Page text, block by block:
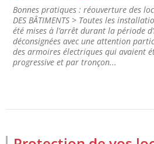
Bonnes pratiques : réouverture des
DES BÂTIMENTS > Toutes les
été mises à l’arrêt durant la période
déconsignées avec une attention
des armoires électriques qui avaient
progressive et par tronçon...